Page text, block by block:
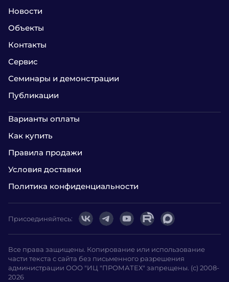
Новости
Объекты
Контакты
Сервис
Семинары и демонстрации
Публикации
Варианты оплаты
Как купить
Правила продажи
Условия доставки
Политика конфиденциальности
Все права защищены. Копирование или использование
части текста с сайта без письменного разрешения
администрации ООО "ИЦ "ПРОМАТЕХ" запрещены. (с) 2008-
2026
Присоединяйтесь: